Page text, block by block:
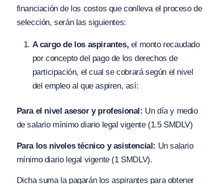
financiación de los costos que conlleva el proceso de
selección, serán las siguientes:
A cargo de los aspirantes, el monto recaudado
por concepto del pago de los derechos de
participación, el cual se cobrará según el nivel
del empleo al que aspiren, así:
Para el nivel asesor y profesional: Un día y medio
de salario mínimo diario legal vigente (1.5 SMDLV)
Para los niveles técnico y asistencial: Un salario
mínimo diario legal vigente (1 SMDLV).
Dicha suma la pagarán los aspirantes para obtener